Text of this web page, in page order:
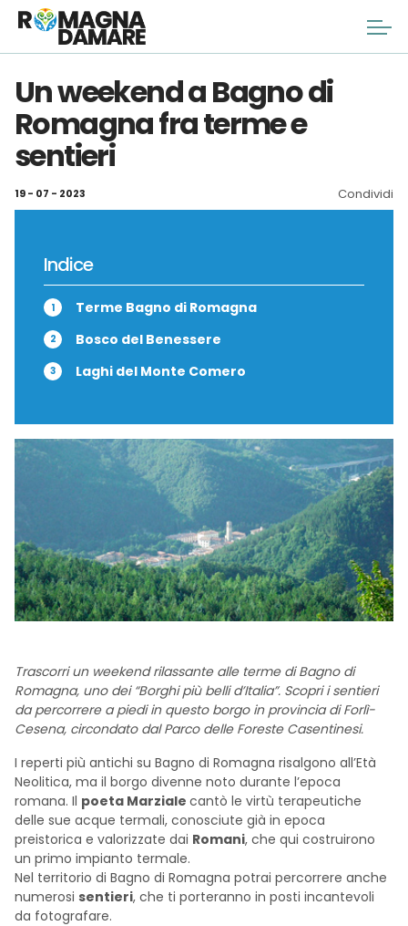
Un weekend a Bagno di
Romagna fra terme e
sentieri
19 - 07 - 2023 Condividi
Indice
Terme Bagno di Romagna
Bosco del Benessere
Laghi del Monte Comero
Trascorri un weekend rilassante alle terme di Bagno di
Romagna, uno dei “Borghi più belli d’Italia”. Scopri i sentieri
da percorrere a piedi in questo borgo in provincia di Forlì-
Cesena, circondato dal Parco delle Foreste Casentinesi.
I reperti più antichi su Bagno di Romagna risalgono all’Età
Neolitica, ma il borgo divenne noto durante l’epoca
romana. Il poeta Marziale cantò le virtù terapeutiche
delle sue acque termali, conosciute già in epoca
preistorica e valorizzate dai Romani, che qui costruirono
un primo impianto termale.
Nel territorio di Bagno di Romagna potrai percorrere anche
numerosi sentieri, che ti porteranno in posti incantevoli
da fotografare.